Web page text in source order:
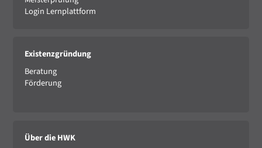
Login Lernplattform
Existenzgründung
Beratung
Förderung
Über die HWK